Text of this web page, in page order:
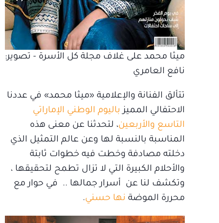
ميثا محمد على غلاف مجلة كل الأسرة - تصوير:
نافع العامري
تتألق الفنانة والإعلامية «ميثا محمد» في عددنا
الاحتفالي المميز باليوم الوطني الإماراتي
التاسع والأربعين، لتحدثنا عن معنى هذه
المناسبة بالنسبة لها وعن عالم التمثيل الذي
دخلته مصادفة وخطت فيه خطوات ثابتة
والأحلام الكبيرة التي لا تزال تطمح لتحقيقها ،
وتكشف لنا عن أسرار جمالها .. في حوار مع
محررة الموضة نها حسني.